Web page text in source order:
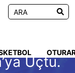
Uçtu.